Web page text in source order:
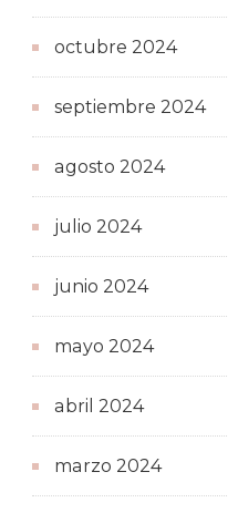
octubre 2024
septiembre 2024
agosto 2024
julio 2024
junio 2024
mayo 2024
abril 2024
marzo 2024